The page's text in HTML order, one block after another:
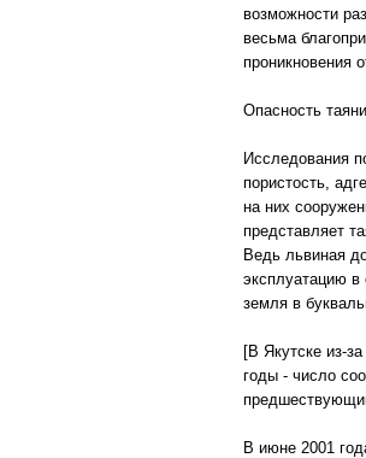
возможности
весьма
проникновения
Опасность
Исследования
пористость,
на них
представляет
Ведь львиная
эксплуатацию в
земля в
[В Якутске из-
годы - число
В июне 2001